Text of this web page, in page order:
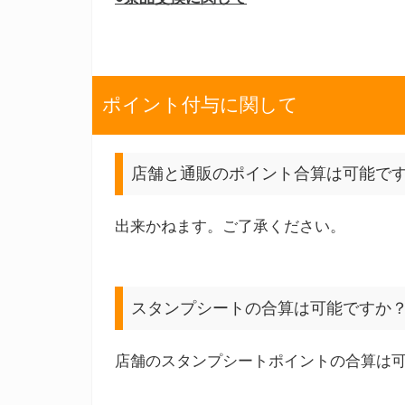
ポイント付与に関して
店舗と通販のポイント合算は可能で
出来かねます。ご了承ください。
スタンプシートの合算は可能ですか？
店舗のスタンプシートポイントの合算は可